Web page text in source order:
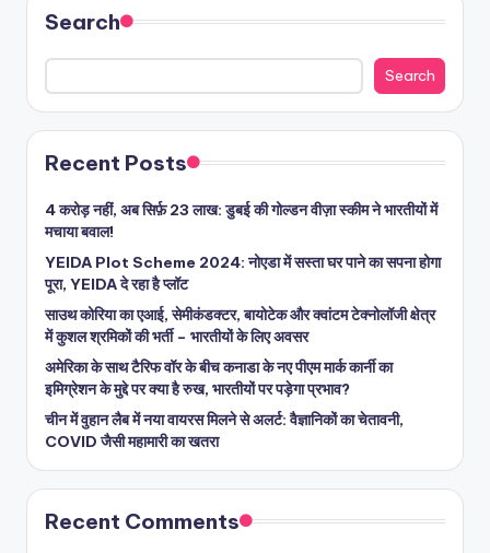
Search
Search
Recent Posts
4 करोड़ नहीं, अब सिर्फ़ 23 लाख: डुबई की गोल्डन वीज़ा स्कीम ने भारतीयों में
मचाया बवाल!
YEIDA Plot Scheme 2024: नोएडा में सस्ता घर पाने का सपना होगा
पूरा, YEIDA दे रहा है प्लॉट
साउथ कोरिया का एआई, सेमीकंडक्टर, बायोटेक और क्वांटम टेक्नोलॉजी क्षेत्र
में कुशल श्रमिकों की भर्ती – भारतीयों के लिए अवसर
अमेरिका के साथ टैरिफ वॉर के बीच कनाडा के नए पीएम मार्क कार्नी का
इमिग्रेशन के मुद्दे पर क्या है रुख, भारतीयों पर पड़ेगा प्रभाव?
चीन में वुहान लैब में नया वायरस मिलने से अलर्ट: वैज्ञानिकों का चेतावनी,
COVID जैसी महामारी का खतरा
Recent Comments